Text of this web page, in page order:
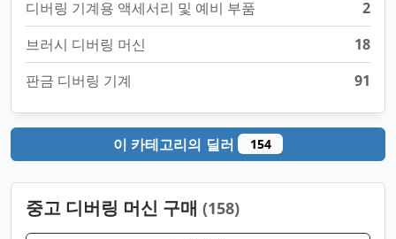
디버링 기계용 액세서리 및 예비 부품
2
브러시 디버링 머신
18
판금 디버링 기계
91
이 카테고리의 딜러 154
중고 디버링 머신 구매 (158)